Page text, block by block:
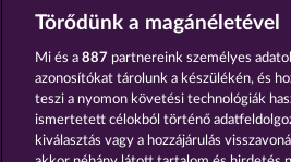
Törődünk a magánéletével
Mi és a 887 partnereink személyes
azonosítókat tárolunk a készülékén, és
teszi a nyomon követési technológiák
ismertetett célokból történő
kiválasztás vagy a hozzájárulás